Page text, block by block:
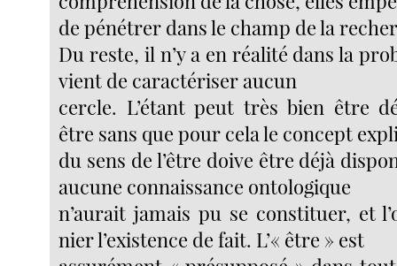
de pénétrer dans le champ de la
Du reste, il n’y a en réalité dans la
vient de caractériser aucun
cercle. L’étant peut très bien être
être sans que pour cela le concept
du sens de l’être doive être déjà
aucune connaissance ontologique
n’aurait jamais pu se constituer, et
nier l’existence de fait. L’« être » est